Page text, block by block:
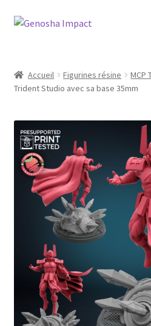
Aller
navigation
Aller
Cart
Checkout
My account
Shop
Wishlist
Accueil Figurines résine MCP
Trident Studio avec sa base 35mm